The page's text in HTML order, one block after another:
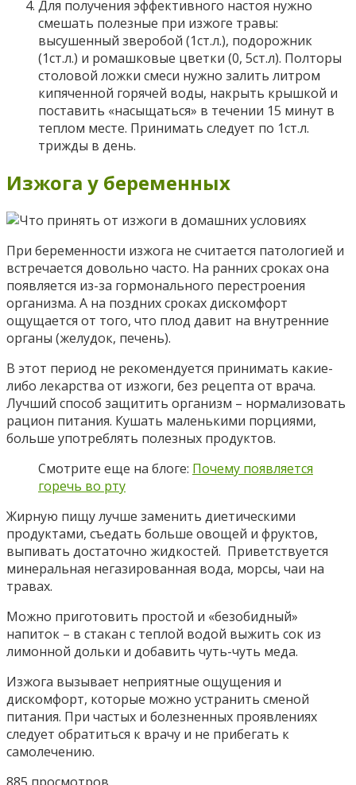
Для получения эффективного настоя нужно
смешать полезные при изжоге травы:
высушенный зверобой (1ст.л.), подорожник
(1ст.л.) и ромашковые цветки (0, 5ст.л). Полторы
столовой ложки смеси нужно залить литром
кипяченной горячей воды, накрыть крышкой и
поставить «насыщаться» в течении 15 минут в
теплом месте. Принимать следует по 1ст.л.
трижды в день.
Изжога у беременных
При беременности изжога не считается патологией и
встречается довольно часто. На ранних сроках она
появляется из-за гормонального перестроения
организма. А на поздних сроках дискомфорт
ощущается от того, что плод давит на внутренние
органы (желудок, печень).
В этот период не рекомендуется принимать какие-
либо лекарства от изжоги, без рецепта от врача.
Лучший способ защитить организм – нормализовать
рацион питания. Кушать маленькими порциями,
больше употреблять полезных продуктов.
Смотрите еще на блоге: Почему появляется
горечь во рту
Жирную пищу лучше заменить диетическими
продуктами, съедать больше овощей и фруктов,
выпивать достаточно жидкостей. Приветствуется
минеральная негазированная вода, морсы, чаи на
травах.
Можно приготовить простой и «безобидный»
напиток – в стакан с теплой водой выжить сок из
лимонной дольки и добавить чуть-чуть меда.
Изжога вызывает неприятные ощущения и
дискомфорт, которые можно устранить сменой
питания. При частых и болезненных проявлениях
следует обратиться к врачу и не прибегать к
самолечению.